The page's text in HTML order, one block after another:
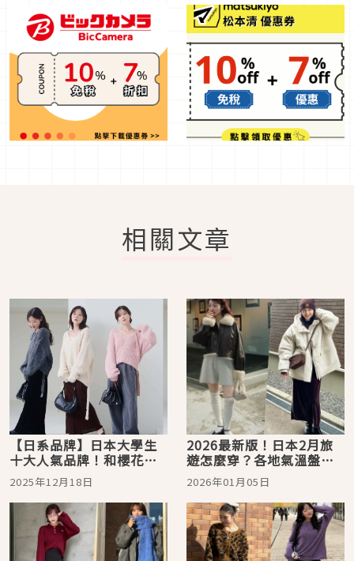
相關文章
【日系品牌】日本大學生
十大人氣品牌！和櫻花妹
一起打造「剛剛好可愛」
的日系穿搭風
2025年12月18日
2026最新版！日本2月旅
遊怎麼穿？各地氣溫盤點
+服裝搭配靈感圖鑑，為出
遊時刻點亮時髦日系穿搭
2026年01月05日